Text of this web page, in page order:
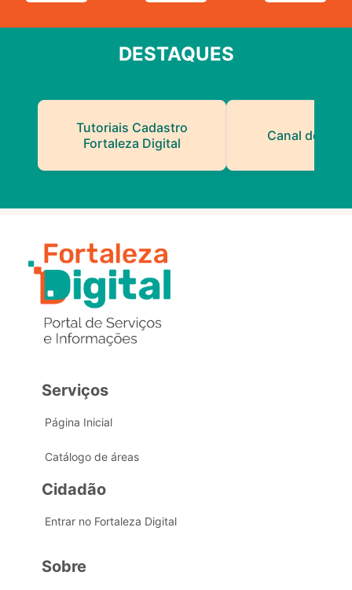
DESTAQUES
Tutoriais Cadastro
Fortaleza Digital
Canal do
Serviços
Página Inicial
Catálogo de áreas
Cidadão
Entrar no Fortaleza Digital
Sobre